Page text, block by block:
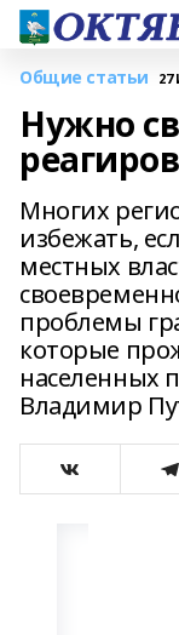
Общие статьи 27
Нужно
Многих
избежать,
местных
проблемы
которые
населенных
Владимир